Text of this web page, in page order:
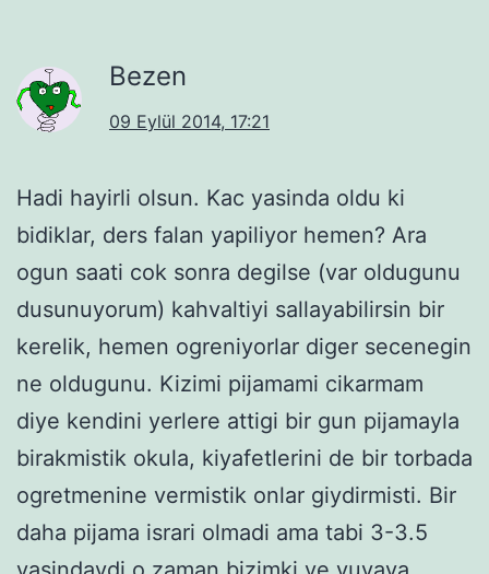
Bezen
09 Eylül 2014, 17:21
Hadi hayirli olsun. Kac yasinda oldu ki
bidiklar, ders falan yapiliyor hemen? Ara
ogun saati cok sonra degilse (var oldugunu
dusunuyorum) kahvaltiyi sallayabilirsin bir
kerelik, hemen ogreniyorlar diger secenegin
ne oldugunu. Kizimi pijamami cikarmam
diye kendini yerlere attigi bir gun pijamayla
birakmistik okula, kiyafetlerini de bir torbada
ogretmenine vermistik onlar giydirmisti. Bir
daha pijama israri olmadi ama tabi 3-3.5